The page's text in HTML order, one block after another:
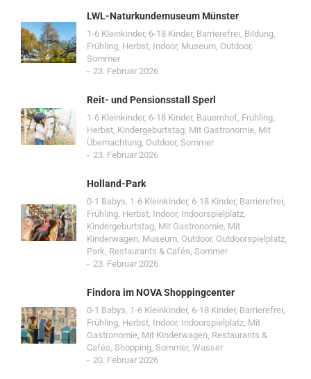
LWL-Naturkundemuseum Münster
1-6 Kleinkinder, 6-18 Kinder, Barrierefrei, Bildung,
Frühling, Herbst, Indoor, Museum, Outdoor,
Sommer
23. Februar 2026
Reit- und Pensionsstall Sperl
1-6 Kleinkinder, 6-18 Kinder, Bauernhof, Frühling,
Herbst, Kindergeburtstag, Mit Gastronomie, Mit
Übernachtung, Outdoor, Sommer
23. Februar 2026
Holland-Park
0-1 Babys, 1-6 Kleinkinder, 6-18 Kinder, Barrierefrei,
Frühling, Herbst, Indoor, Indoorspielplatz,
Kindergeburtstag, Mit Gastronomie, Mit
Kinderwagen, Museum, Outdoor, Outdoorspielplatz,
Park, Restaurants & Cafés, Sommer
23. Februar 2026
Findora im NOVA Shoppingcenter
0-1 Babys, 1-6 Kleinkinder, 6-18 Kinder, Barrierefrei,
Frühling, Herbst, Indoor, Indoorspielplatz, Mit
Gastronomie, Mit Kinderwagen, Restaurants &
Cafés, Shopping, Sommer, Wasser
20. Februar 2026